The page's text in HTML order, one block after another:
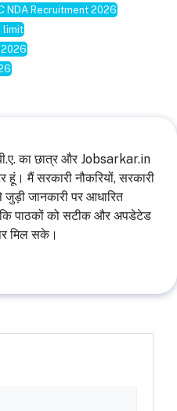
NDA Recruitment 2026
limit
का छात्र और Jobsarkar.in
हूं। मैं सरकारी नौकरियों, सरकारी
जानकारी पर आधारित
पाठकों को सटीक और अपडेटेड
मिल सके।